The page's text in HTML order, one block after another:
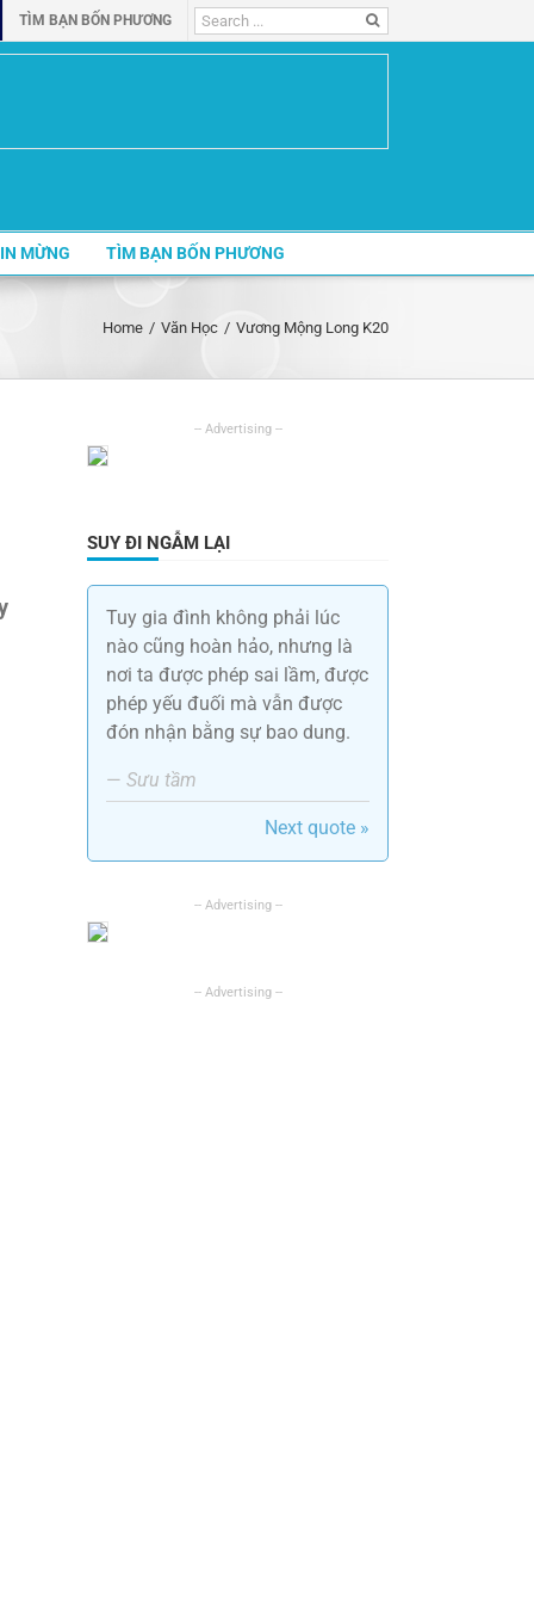
TÌM BẠN BỐN PHƯƠNG
Search
for:
MỪNG TÌM BẠN BỐN PHƯƠNG
Home / Văn Học / Vương Mộng Long K20
SUY ĐI NGẪM LẠI
Tuy gia đình không phải lúc
nào cũng hoàn hảo, nhưng là
nơi ta được phép sai lầm, được
phép yếu đuối mà vẫn được
đón nhận bằng sự bao dung.
— Sưu tầm
Next quote »